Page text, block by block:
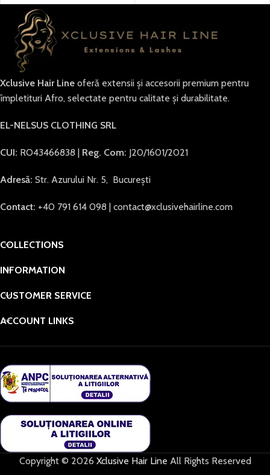
Xclusive Hair Line oferă extensii și accesorii premium pentru
împletituri Afro, selectate pentru calitate și durabilitate.
EL-NELSUS CLOTHING SRL
CUI: RO43466838 | Reg. Com: J20/1601/2021
Adresă: Str. Azurului Nr. 5, București
Contact: +40 791 614 098 | contact@xclusivehairline.com
COLLECTIONS
INFORMATION
CUSTOMER SERVICE
ACCOUNT LINKS
Copyright © 2026 Xclusive Hair Line All Rights Reserved